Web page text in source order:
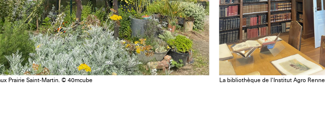
Prairie Saint-Martin. © 40mcube La bibliothèque de l'Institut Agro